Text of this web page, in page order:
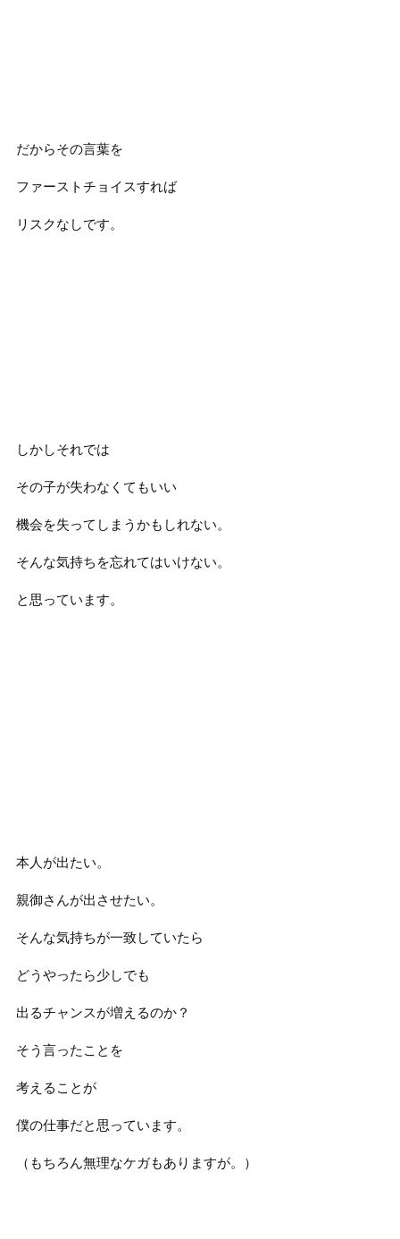
だからその言葉を
ファーストチョイスすれば
リスクなしです。
しかしそれでは
その子が失わなくてもいい
機会を失ってしまうかもしれない。
そんな気持ちを忘れてはいけない。
と思っています。
本人が出たい。
親御さんが出させたい。
そんな気持ちが一致していたら
どうやったら少しでも
出るチャンスが増えるのか？
そう言ったことを
考えることが
僕の仕事だと思っています。
（もちろん無理なケガもありますが。）